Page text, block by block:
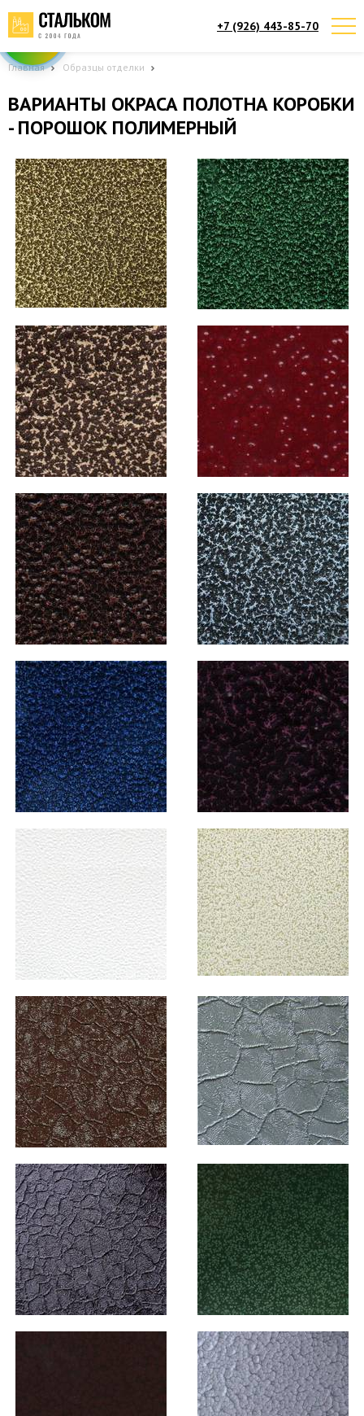
+7 (926) 443-85-70
Главная Образцы отделки
ВАРИАНТЫ ОКРАСА ПОЛОТНА КОРОБКИ
- ПОРОШОК ПОЛИМЕРНЫЙ
Telegram
Max